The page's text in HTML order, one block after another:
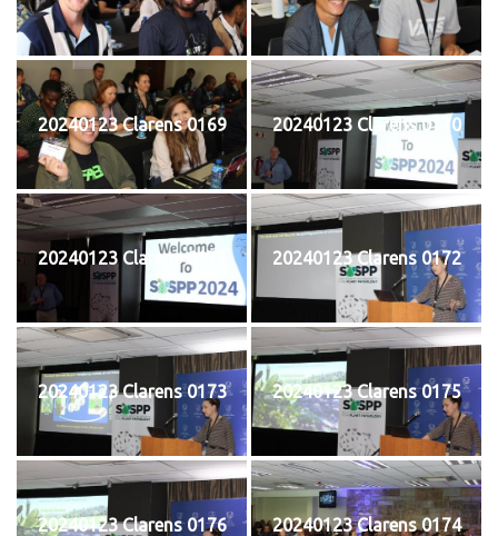
20240123 Clarens 0169 20240123 Clarens 0170
20240123 Clarens 0171 20240123 Clarens 0172
20240123 Clarens 0173 20240123 Clarens 0175
20240123 Clarens 0176 20240123 Clarens 0174